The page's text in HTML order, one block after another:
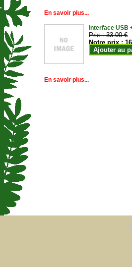
En savoir plus...
Interface USB
Prix :33.00 €
Notre prix :
Ajouter au
En savoir plus...